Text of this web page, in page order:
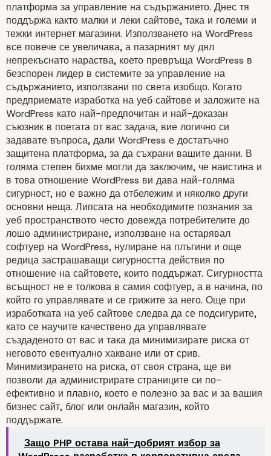
WORDPRESS ЗАЩИТАТА ПРИ
ИЗРАБОТКАТА НА УЕБ
платформа за управление на съдържанието. Днес тя
поддържа както малки и леки сайтове, така и големи и
тежки интернет магазини. Използването на WordPress
все повече се увеличава, а пазарният му дял
непрекъснато нараства, което превръща WordPress в
безспорен лидер в системите за управление на
съдържанието, използвани по света изобщо. Когато
предприемате изработка на уеб сайтове и заложите на
WordPress като най-предпочитан и най-доказан
съюзник в поетата от вас задача, вие логично си
задавате въпроса, дали WordPress е достатъчно
защитена платформа, за да съхрани вашите данни. В
голяма степен бихме могли да заключим, че наистина и
в това отношение WordPress ви дава най-голяма
сигурност, но е важно да отбележим и няколко други
основни неща. Липсата на необходимите познания за
уеб пространството често довежда потребителите до
лошо администриране, използване на остарявал
софтуер на WordPress, нулиране на плъгини и още
редица застрашаващи сигурността действия по
отношение на сайтовете, които поддържат. Сигурността
всъщност не е толкова в самия софтуер, а в начина, по
който го управлявате и се грижите за него. Още при
изработката на уеб сайтове следва да се подсигурите,
като се научите качествено да управлявате
създаденото от вас и така да минимизирате риска от
неговото евентуално хакване или от срив.
Минимизирането на риска, от своя страна, ще ви
позволи да администрирате страниците си по-
ефективно и плавно, което е полезно за вас и за вашия
бизнес сайт, блог или онлайн магазин, който
поддържате.
Защо PHP остава най-добрият избор за